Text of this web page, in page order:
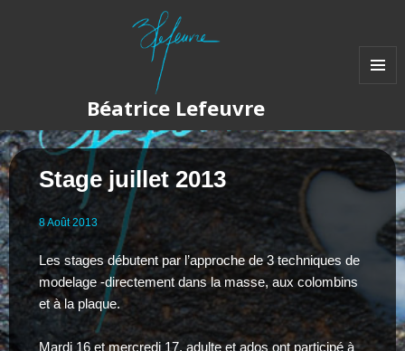
Béatrice Lefeuvre
Stage juillet 2013
8Août 2013
Les stages débutent par l’approche de 3 techniques de
modelage -directement dans la masse, aux colombins
et à la plaque.
Mardi 16 et mercredi 17, adulte et ados ont participé à